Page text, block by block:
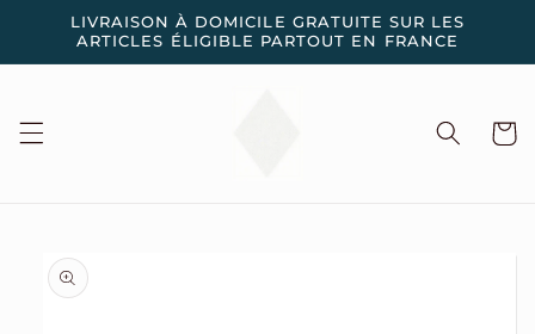
passer
contenu
LIVRAISON À DOMICILE GRATUITE SUR LES
ARTICLES ÉLIGIBLE PARTOUT EN FRANCE
Panier
Passer aux
informations
produits